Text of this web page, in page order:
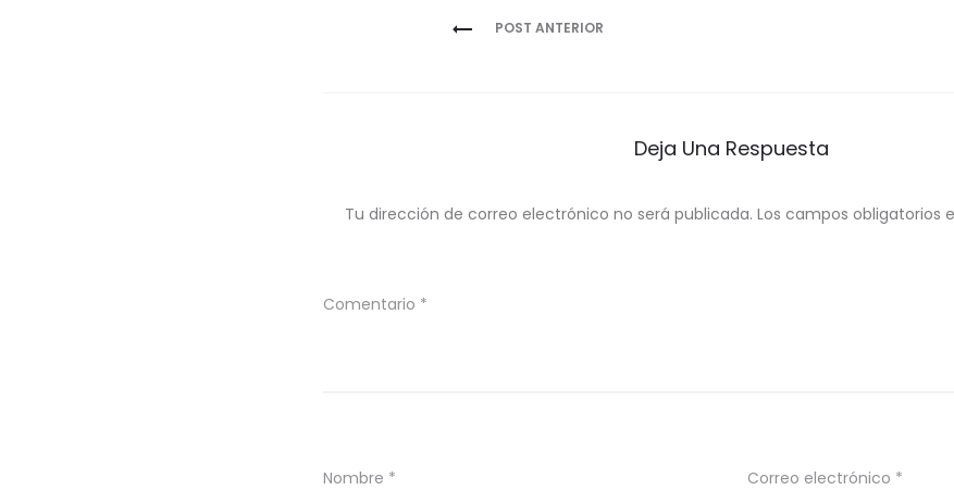
NavegaciónPOST ANTERIOR
Deja Una Respuesta
Tu dirección de correo electrónico no será publicada. Los campos obligatorios
Comentario *
Nombre * Correo electrónico *